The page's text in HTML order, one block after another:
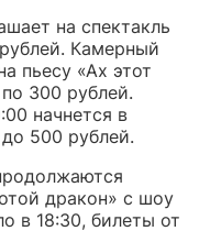
на спектакль
Камерный
пьесу «Ах этот
300 рублей.
начнется в
500 рублей.
дракон» с шоу
в 18:30, билеты от